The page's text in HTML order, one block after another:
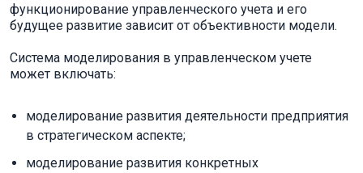
функционирование управленческого учета и его
будущее развитие зависит от объективности модели.
Система моделирования в управленческом учете
может включать:
моделирование развития деятельности предприятия
в стратегическом аспекте;
моделирование развития конкретных